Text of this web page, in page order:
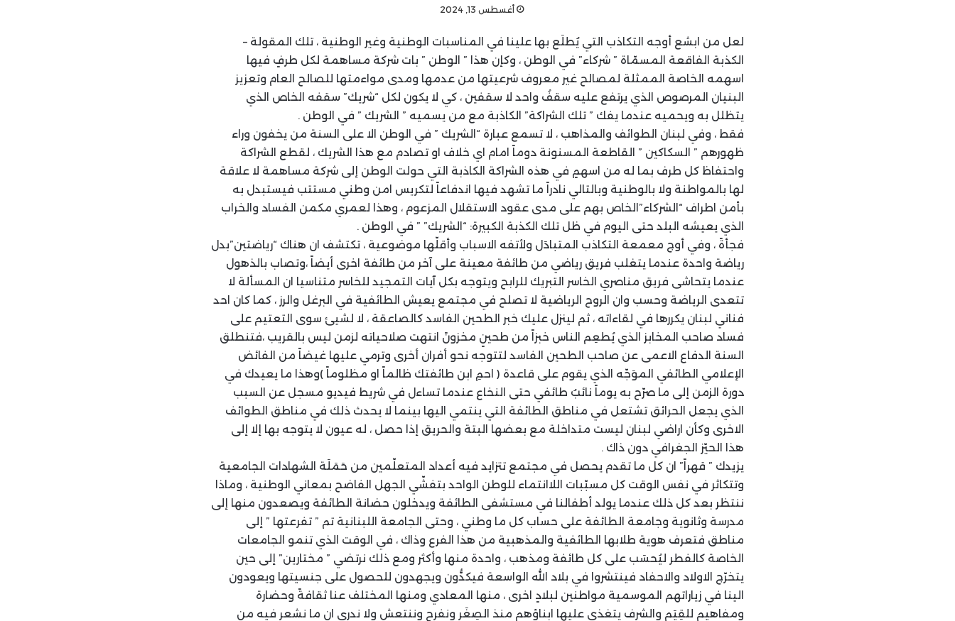
أغسطس 13, 2024
لعل من ابشع أوجه التكاذب التي يُطلَع بها علينا في المناسبات الوطنية وغير الوطنية ، تلك المقولة –
الكذبة الفاقعة المسمّاة ” شركاء” في الوطن ، وكإن هذا ” الوطن ” بات شركة مساهمة لكل طرفٍ فيها
اسهمه الخاصة الممثلة لمصالح غير معروف شرعيتها من عدمها ومدى مواءمتها للصالح العام وتعزيز
البنيان المرصوص الذي يرتفع عليه سقفُ واحد لا سقفين ، كي لا يكون لكل “شريك” سقفه الخاص الذي
يتظلل به ويحميه عندما يفك ” تلك الشراكة” الكاذبة مع من يسميه ” الشريك ” في الوطن .
فقط ، وفي لبنان الطوائف والمذاهب ، لا تسمع عبارة “الشريك ” في الوطن الا على السنة من يخفون وراء
ظهورهم ” السكاكين ” القاطعة المسنونة دوماً امام اي خلاف او تصادم مع هذا الشريك ، لقطع الشراكة
واحتفاظ كل طرف بما له من اسهمٍ في هذه الشراكة الكاذبة التي حولت الوطن إلى شركة مساهمة لا علاقة
لها بالمواطنة ولا بالوطنية وبالتالي نادراً ما تشهد فيها اندفاعاً لتكريس امن وطني مستتب فيستبدل به
بأمن اطراف “الشركاء”الخاص بهم على مدى عقود الاستقلال المزعوم ، وهذا لعمري مكمن الفساد والخراب
الذي يعيشه البلد حتى اليوم في ظل تلك الكذبة الكبيرة: “الشريك” ” في الوطن .
فجأةً ، وفي أوج معمعة التكاذب المتبادَل ولأتفه الاسباب وأقلّها موضوعية ، تكتشف ان هناك “رياضتين”بدل
رياضة واحدة عندما يتغلب فريق رياضي من طائفة معينة على آخر من طائفة اخرى أيضاً ،وتصاب بالذهول
عندما يتحاشى فريق مناصري الخاسر التبريك للرابح ويتوجه بكل آيات التمجيد للخاسر متناسيا ان المسألة لا
تتعدى الرياضة وحسب وان الروح الرياضية لا تصلح في مجتمع يعيش الطائفية في البرغل والرز ، كما كان احد
فناني لبنان يكررها في لقاءاته ، ثم لينزل عليك خبر الطحين الفاسد كالصاعقة ، لا لشيئ سوى التعتيم على
فساد صاحب المخابز الذي يُطعِم الناس خبزاً من طحينٍ مخزونً انتهت صلاحياته لزمن ليس بالقريب ،فتنطلق
السنة الدفاع الاعمى عن صاحب الطحين الفاسد لتتوجه نحو أفران أخرى وترمي عليها غيضاً من الفائض
الإعلامي الطائفي الموَجّه الذي يقوم على قاعدة ( احمِ ابن طائفتك ظالماً او مظلوماً )وهذا ما يعيدك في
دورة الزمن إلى ما صرّح به يوماً نائبُ طائفي حتى النخاع عندما تساءل في شريط فيديو مسجل عن السبب
الذي يجعل الحرائق تشتعل في مناطق الطائفة التي ينتمي اليها بينما لا يحدث ذلك في مناطق الطوائف
الاخرى وكأن اراضي لبنان ليست متداخلة مع بعضها البتة والحريق إذا حصل ، له عيون لا يتوجه بها إلا إلى
هذا الحيّز الجغرافي دون ذاك .
يزيدك ” قهراً” ان كل ما تقدم يحصل في مجتمع تتزايد فيه أعداد المتعلّمين من حَمَلَة الشهادات الجامعية
وتتكاثر في نفس الوقت كل مسبّبات اللاانتماء للوطن الواحد بتفشّي الجهل الفاضح بمعاني الوطنية ، وماذا
ننتظر بعد كل ذلك عندما يولد أطفالنا في مستشفى الطائفة ويدخلون حضانة الطائفة ويصعدون منها إلى
مدرسة وثانوية وجامعة الطائفة على حساب كل ما وطني ، وحتى الجامعة اللبنانية تم ” تفرعتها ” إلى
مناطق فتعرف هوية طلابها الطائفية والمذهبية من هذا الفرع وذاك ، في الوقت الذي تنمو الجامعات
الخاصة كالفطر ليُحسَب على كل طائفة ومذهب ، واحدة منها وأكثر ومع ذلك نرتضي ” مختارين” إلى حين
يتخرّج الاولاد والاحفاد فينتشروا في بلاد الله الواسعة فيكدُّون ويجهدون للحصول على جنسيتها ويعودون
الينا في زياراتهم الموسمية مواطنين لبلادٍ اخرى ، منها المعادي ومنها المختلف عنا ثقافةً وحضارة
ومفاهيم للقِيَم والشرف يتغذى عليها ابناؤهم منذ الصِغَر ونفرح وننتعش ولا ندري ان ما نشعر فيه من